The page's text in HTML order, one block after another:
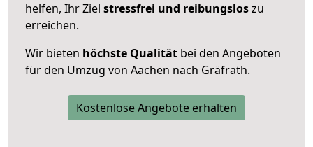
helfen, Ihr Ziel stressfrei und reibungsloszu
erreichen.
Wir bieten höchste Qualität bei den Angeboten
für den Umzug von Aachen nach Gräfrath.
Kostenlose Angebote erhalten